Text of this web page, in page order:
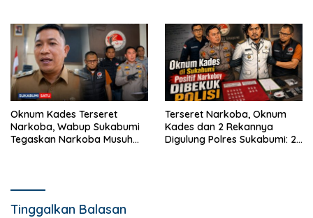
Oknum Kades Terseret
Narkoba, Wabup Sukabumi
Tegaskan Narkoba Musuh
Terseret Narkoba, Oknum
Kades dan 2 Rekannya
Digulung Polres Sukabumi: 28
Tinggalkan Balasan